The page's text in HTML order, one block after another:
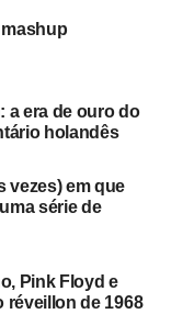
que ele
da Factory
como nunca
de
ponto, era
algo muito ruim
esse fascismo
sala de ensaio.
a era de ouro do
holandês
vezes) em que
série de
Pink Floyd e
réveillon de 1968